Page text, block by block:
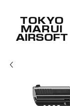
TOKYO
MARUI
AIRSOFT